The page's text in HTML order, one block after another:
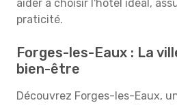
aider à choisir l'hôtel idéal,
praticité.
Forges-les-Eaux : La
bien-être
Découvrez Forges-les-Eaux,